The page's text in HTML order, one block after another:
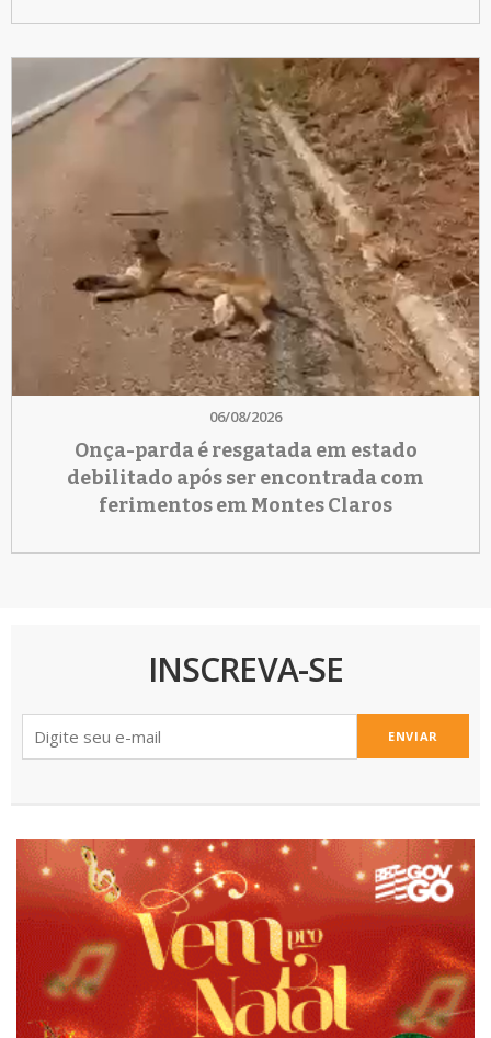
06/08/2026
Onça-parda é resgatada em estado
debilitado após ser encontrada com
ferimentos em Montes Claros
INSCREVA-SE
ENVIAR